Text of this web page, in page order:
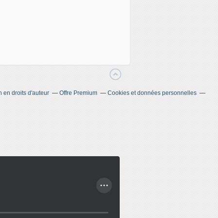
en droits d'auteur Offre Premium
Cookies et données personnelles